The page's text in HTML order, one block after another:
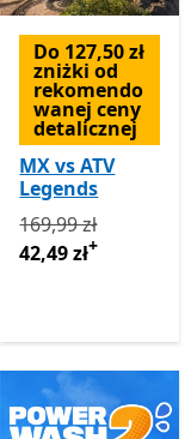
w aplikacji
12,90 zł
Do 127,50 zł
zniżki od
rekomendo
wanej ceny
detalicznej
MX vs ATV
Legends
Pierwotnie 169,99
169,99 zł
42,49 zł+